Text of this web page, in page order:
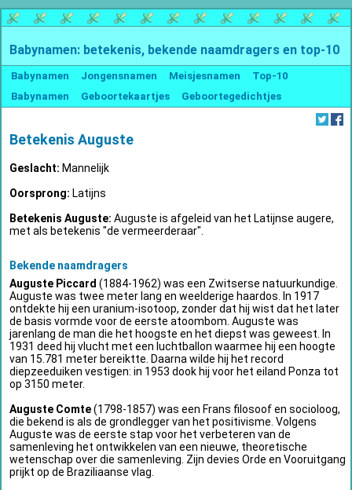
Babynamen: betekenis, bekende naamdragers en top-10
Babynamen Jongensnamen Meisjesnamen
Top-10
Babynamen
Geboortekaartjes Geboortegedichtjes
Betekenis Auguste
Geslacht: Mannelijk
Oorsprong: Latijns
Betekenis Auguste: Auguste is afgeleid van het Latijnse augere,
met als betekenis "de vermeerderaar".
Bekende naamdragers
Auguste Piccard (1884-1962) was een Zwitserse natuurkundige.
Auguste was twee meter lang en weelderige haardos. In 1917
ontdekte hij een uranium-isotoop, zonder dat hij wist dat het later
de basis vormde voor de eerste atoombom. Auguste was
jarenlang de man die het hoogste en het diepst was geweest. In
1931 deed hij vlucht met een luchtballon waarmee hij een hoogte
van 15.781 meter bereiktte. Daarna wilde hij het record
diepzeeduiken vestigen: in 1953 dook hij voor het eiland Ponza tot
op 3150 meter.
Auguste Comte(1798-1857) was een Frans filosoof en socioloog,
die bekend is als de grondlegger van het positivisme. Volgens
Auguste was de eerste stap voor het verbeteren van de
samenleving het ontwikkelen van een nieuwe, theoretische
wetenschap over die samenleving. Zijn devies Orde en Vooruitgang
prijkt op de Braziliaanse vlag.